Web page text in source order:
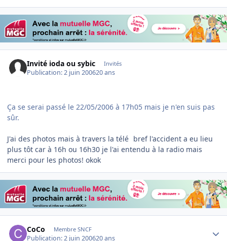
Invité ioda ou sybic Invités
Publication:2 juin 200620 ans
Ça se serai passé le 22/05/2006 à 17h05 mais je n'en suis pas
sûr.
J'ai des photos mais à travers la télé bref l'accident a eu lieu
plus tôt car à 16h ou 16h30 je l'ai entendu à la radio mais
merci pour les photos! okok
CoCo Membre SNCF
Publication:2 juin 200620 ans